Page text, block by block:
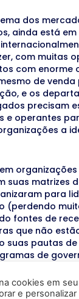
dos
ainda está
com muitas
com enorme
de venda
e os
precisam
e operantes
a
suas matrizes
para
(perdendo
fontes de
que não
suas pautas
de
reuniões
perfil de
cookies em
e